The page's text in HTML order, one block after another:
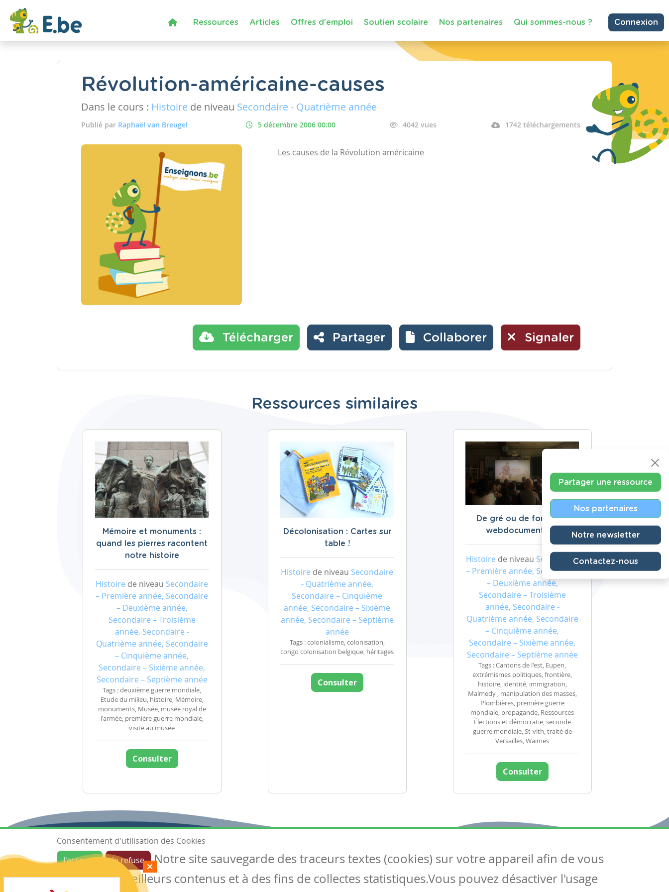
Ressources Articles Offres d'emploi Soutien scolaire Nos partenaires Qui sommes-nous ? Connexion
Révolution-américaine-causes
Dans le cours : Histoire de niveau Secondaire - Quatrième année
Publié par Raphaël van Breugel 5 décembre 2006 00:00 4042 vues 1742 téléchargements
Les causes de la Révolution américaine
Télécharger Partager Collaborer Signaler
Ressources similaires
Mémoire et monuments :
quand les pierres racontent
notre histoire
Histoire de niveau Secondaire
– Première année, Secondaire
– Deuxième année,
Secondaire – Troisième
année, Secondaire -
Quatrième année, Secondaire
– Cinquième année,
Secondaire – Sixième année,
Secondaire – Septième année
Tags : deuxième guerre mondiale,
Etude du milieu, histoire, Mémoire,
monuments, Musée, musée royal de
l'armée, première guerre mondiale,
visite au musée
Consulter
Décolonisation : Cartes sur
table !
Histoire de niveau Secondaire
- Quatrième année,
Secondaire – Cinquième
année, Secondaire – Sixième
année, Secondaire – Septième
année
Tags : colonialisme, colonisation,
congo colonisation belgique, héritages
Consulter
De gré ou de force - le
webdocumentaire
Histoire de niveau Secondaire
– Première année, Secondaire
– Deuxième année,
Secondaire – Troisième
année, Secondaire -
Quatrième année, Secondaire
– Cinquième année,
Secondaire – Sixième année,
Secondaire – Septième année
Tags : Cantons de l'est, Eupen,
extrémismes politiques, frontière,
histoire, identité, immigration,
Malmedy , manipulation des masses,
Plombières, première guerre
mondiale, propagande, Ressources
Élections et démocratie, seconde
guerre mondiale, St-vith, traité de
Versailles, Waimes
Consulter
Partager une ressource
Nos partenaires
Notre newsletter
Contactez-nous
Ressources
Les ressources
Articles
Tous les articles
Suivez-nous
Contactez-nous
Consentement d'utilisation des Cookies
J'accepte
Je refuse
Notre site sauvegarde des traceurs textes (cookies) sur votre appareil afin de vous
garantir de meilleurs contenus et à des fins de collectes statistiques.Vous pouvez désactiver l'usage